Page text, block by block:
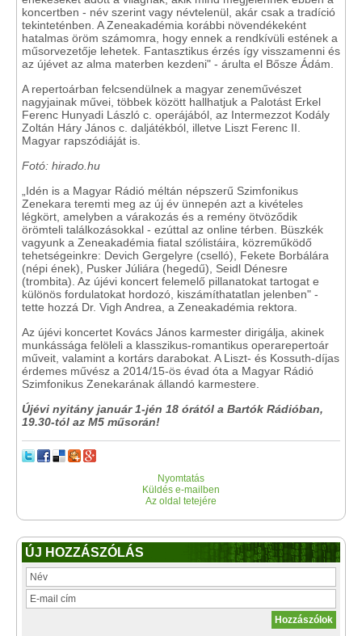
koncertben - név szerint vagy névtelenül, akár csak a tradíció
tekinteténben. A Zeneakadémia korábbi növendékeként
hatalmas öröm számomra, hogy ennek a rendkívüli estének a
műsorvezetője lehetek. Fantasztikus érzés így visszamenni és
az újévet az alma materben kezdeni" - árulta el Bősze Ádám.
A repertoárban felcsendülnek a magyar zeneművészet
nagyjainak művei, többek között hallhatjuk a Palotást Erkel
Ferenc Hunyadi László c. operájából, az Intermezzot Kodály
Zoltán Háry János c. daljátékból, illetve Liszt Ferenc II.
Magyar rapszódiáját is.
Fotó: hirado.hu
„Idén is a Magyar Rádió méltán népszerű Szimfonikus
Zenekara teremti meg az új év ünnepén azt a kivételes
légkört, amelyben a várakozás és a remény ötvöződik
örömteli találkozásokkal - ezúttal az online térben. Büszkék
vagyunk a Zeneakadémia fiatal szólistáira, közreműködő
tehetségeinkre: Devich Gergelyre (cselló), Fekete Borbálára
(népi ének), Pusker Júliára (hegedű), Seidl Dénesre
(trombita). Az újévi koncert felemelő pillanatokat tartogat e
különös fordulatokat hordozó, kiszámíthatatlan jelenben" -
tette hozzá Dr. Vigh Andrea, a Zeneakadémia rektora.
Az újévi koncertet Kovács János karmester dirigálja, akinek
munkássága felöleli a klasszikus-romantikus operarepertoár
műveit, valamint a kortárs darabokat. A Liszt- és Kossuth-díjas
érdemes művész a 2014/15-ös évad óta a Magyar Rádió
Szimfonikus Zenekarának állandó karmestere.
Újévi nyitány január 1-jén 18 órától a Bartók Rádióban,
19.30-tól az M5 műsorán!
Nyomtatás
Küldés e-mailben
Az oldal tetejére
ÚJ HOZZÁSZÓLÁS